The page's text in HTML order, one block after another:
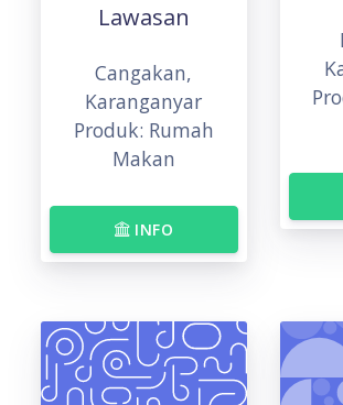
Lawasan
Cangakan,
Karanganyar
Produk: Rumah
Makan
INFO